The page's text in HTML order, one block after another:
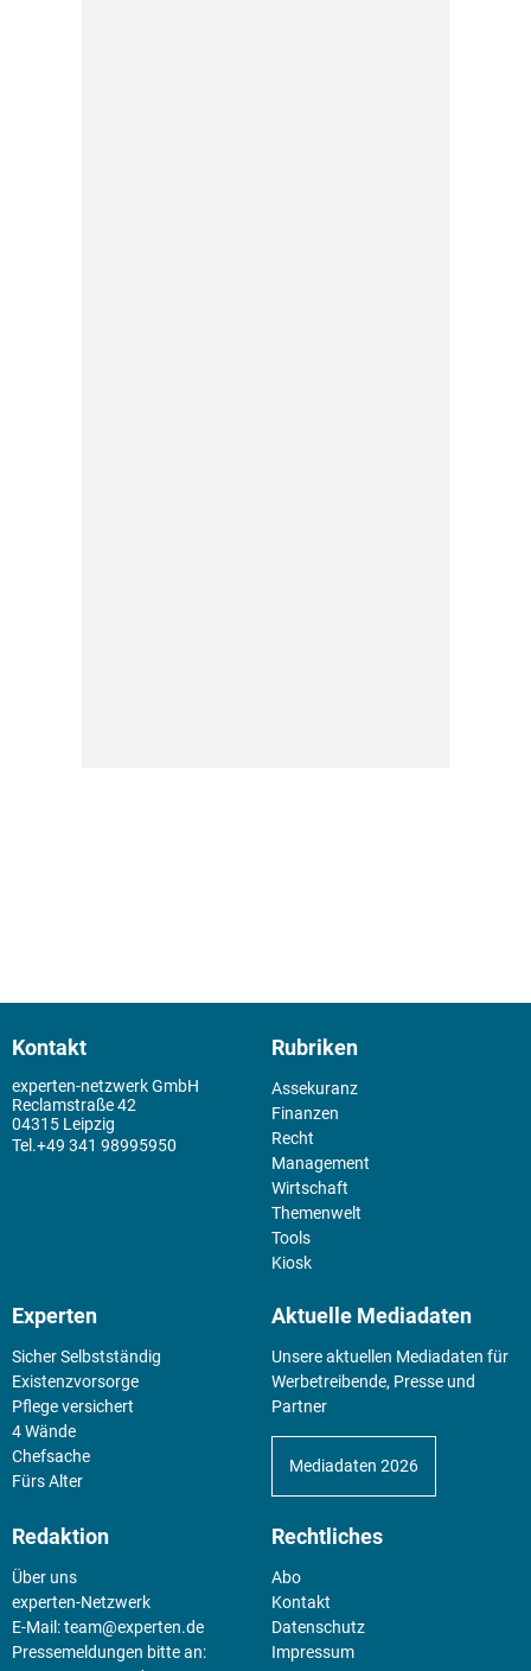
Kontakt
experten-netzwerk GmbH
Reclamstraße 42
04315 Leipzig
+49 341 98995950
Rubriken
Assekuranz
Finanzen
Recht
Management
Wirtschaft
Themenwelt
Tools
Kiosk
Experten
Sicher Selbstständig
Existenz­vorsorge
Pflege versichert
4 Wände
Chefsache
Fürs Alter
Aktuelle Mediadaten
Unsere aktuellen Mediadaten für
Werbetreibende, Presse und
Partner
Mediadaten 2026
Redaktion
Über uns
experten-Netzwerk
E-Mail:team@experten.de
Pressemeldungen bitte an:
Rechtliches
Abo
Kontakt
Datenschutz
Impressum